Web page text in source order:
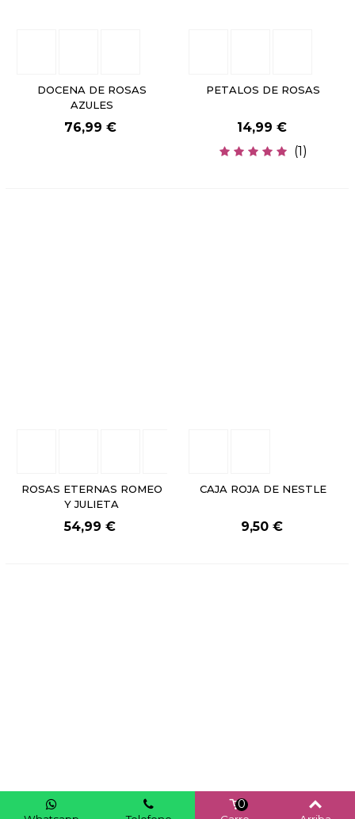
DOCENA DE ROSAS
AZULES
76,99 €
PETALOS DE ROSAS
14,99 €
(1)
ROSAS ETERNAS ROMEO
Y JULIETA
54,99 €
CAJA ROJA DE NESTLE
9,50 €
0